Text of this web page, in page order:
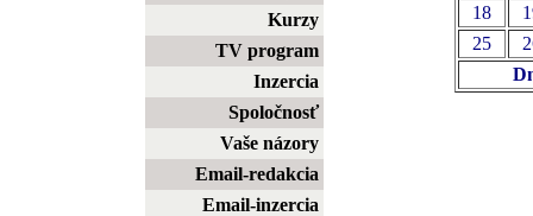
Kurzy
TV program
Inzercia
Spoločnosť
Vaše názory
Email-redakcia
Email-inzercia
18
25